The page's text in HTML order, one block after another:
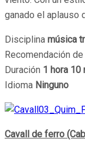
ganado el aplauso
Disciplina música
Recomendación de
Duración 1 hora 10
Idioma Ninguno
Cavall de ferro